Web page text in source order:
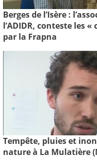
Berges de l’Isère :
l’ADIDR, conteste les
par la Frapna
Tempête, pluies et
nature à La Mulatière